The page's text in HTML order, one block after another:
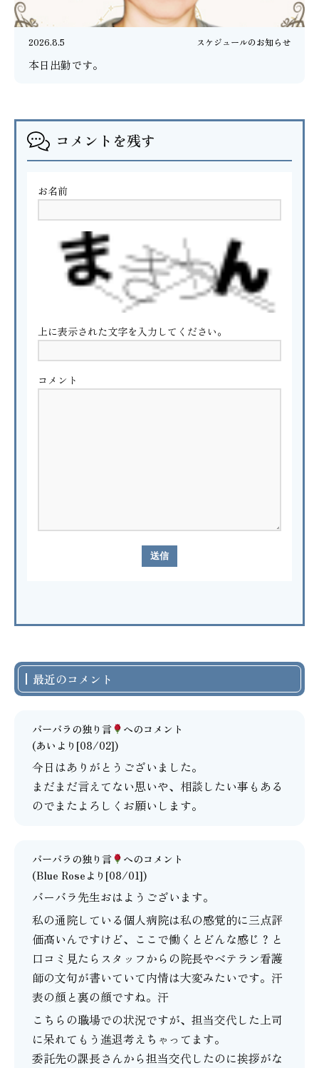
2026.8.5 スケジュールのお知らせ
本日出勤です。
コメントを残す
お名前
上に表示された文字を入力してください。
コメント
最近のコメント
バーバラの独り言
へのコメント
(あいより[08/02])
今日はありがとうございました。
まだまだ言えてない思いや、相談したい事もある
のでまたよろしくお願いします。
バーバラの独り言
へのコメント
(Blue Roseより[08/01])
バーバラ先生おはようございます。
私の通院している個人病院は私の感覚的に三点評
価高いんですけど、ここで働くとどんな感じ？と
口コミ見たらスタッフからの院長やベテラン看護
師の文句が書いていて内情は大変みたいです。汗
表の顔と裏の顔ですね。汗
こちらの職場での状況ですが、担当交代した上司
に呆れてもう進退考えちゃってます。
委託先の課長さんから担当交代したのに挨拶がな